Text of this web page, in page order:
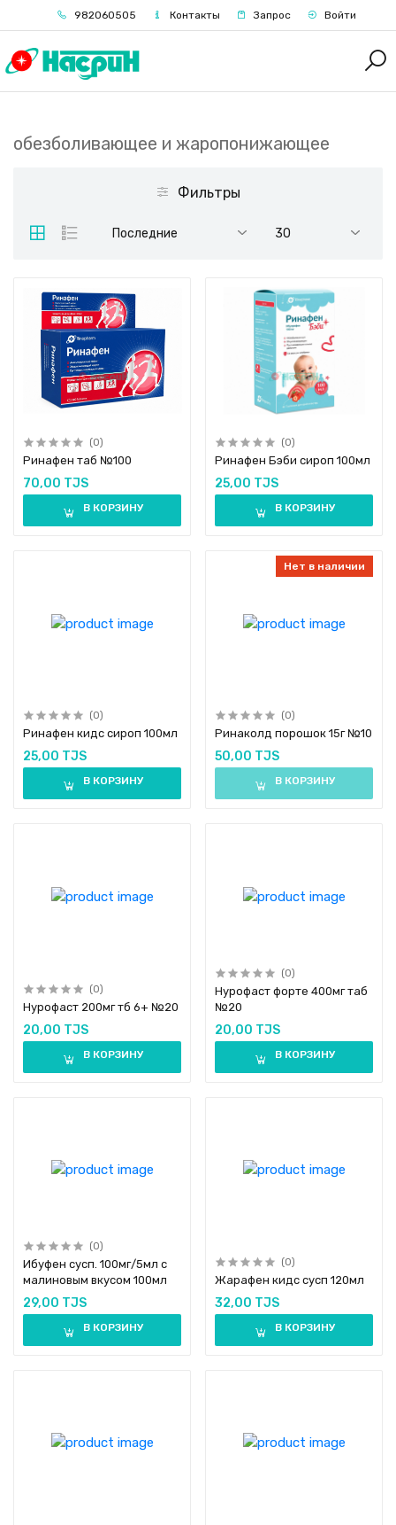
982060505 Контакты Запрос Войти
обезболивающее и жаропонижающее
Фильтры
Последние 30
(0)
Ринафен таб №100
70,00 TJS
В КОРЗИНУ
(0)
Ринафен Бэби сироп 100мл
25,00 TJS
В КОРЗИНУ
(0)
Ринафен кидс сироп 100мл
25,00 TJS
В КОРЗИНУ
Нет в наличии
(0)
Ринаколд порошок 15г №10
50,00 TJS
В КОРЗИНУ
(0)
Нурофаст 200мг тб 6+ №20
20,00 TJS
В КОРЗИНУ
(0)
Нурофаст форте 400мг таб
№20
20,00 TJS
В КОРЗИНУ
(0)
Ибуфен сусп. 100мг/5мл с
малиновым вкусом 100мл
29,00 TJS
В КОРЗИНУ
(0)
Жарафен кидс сусп 120мл
32,00 TJS
В КОРЗИНУ